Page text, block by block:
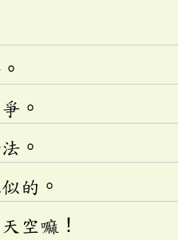
。
。
的。
空嘛！